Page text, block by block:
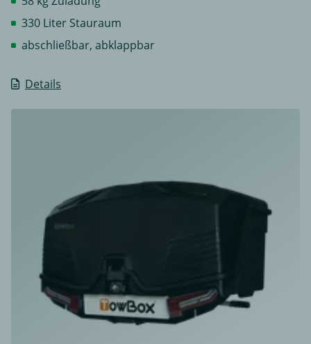
Details
330 Liter Stauraum
abschließbar, abklappbar